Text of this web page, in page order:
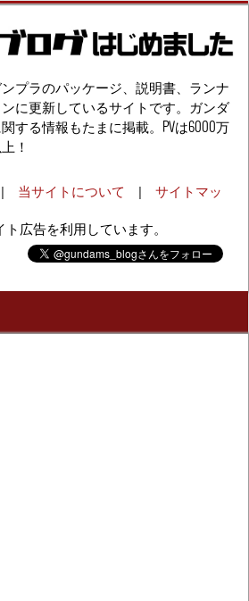
プラのパッケージ、説明書、ランナ
に更新しているサイトです。ガンダ
する情報もたまに掲載。PVは6000万
！
当サイトについて | サイトマッ
広告を利用しています。